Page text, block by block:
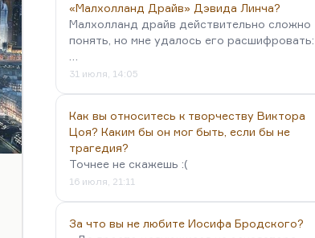
«Малхолланд Драйв» Дэвида Линча?
Малхолланд драйв действительно сложно
понять, но мне удалось его расшифровать:
31 июля, 14:05
Как вы относитесь к творчеству Виктора
Цоя? Каким бы он мог быть, если бы не
трагедия?
Точнее не скажешь :(
16 июля, 21:11
За что вы не любите Иосифа Бродского?